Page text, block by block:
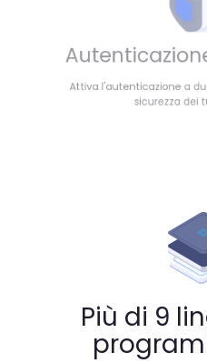
Attiva l'autenticazione a
Più di 9